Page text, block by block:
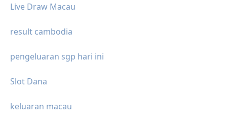
Live Draw Macau
result cambodia
pengeluaran sgp hari ini
Slot Dana
keluaran macau